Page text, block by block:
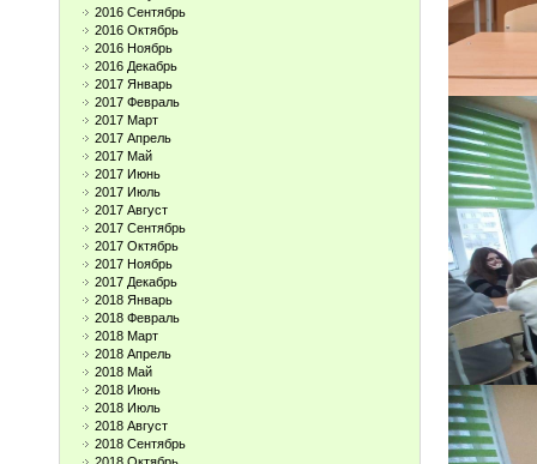
2016 Сентябрь
2016 Октябрь
2016 Ноябрь
2016 Декабрь
2017 Январь
2017 Февраль
2017 Март
2017 Апрель
2017 Май
2017 Июнь
2017 Июль
2017 Август
2017 Сентябрь
2017 Октябрь
2017 Ноябрь
2017 Декабрь
2018 Январь
2018 Февраль
2018 Март
2018 Апрель
2018 Май
2018 Июнь
2018 Июль
2018 Август
2018 Сентябрь